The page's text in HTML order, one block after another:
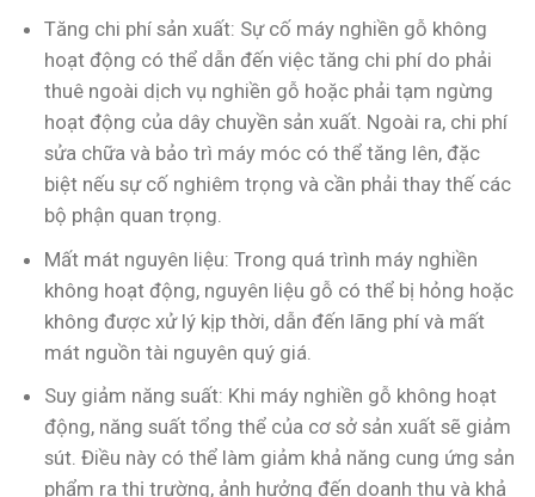
Tăng chi phí sản xuất: Sự cố máy nghiền gỗ không
hoạt động có thể dẫn đến việc tăng chi phí do phải
thuê ngoài dịch vụ nghiền gỗ hoặc phải tạm ngừng
hoạt động của dây chuyền sản xuất. Ngoài ra, chi phí
sửa chữa và bảo trì máy móc có thể tăng lên, đặc
biệt nếu sự cố nghiêm trọng và cần phải thay thế các
bộ phận quan trọng.
Mất mát nguyên liệu: Trong quá trình máy nghiền
không hoạt động, nguyên liệu gỗ có thể bị hỏng hoặc
không được xử lý kịp thời, dẫn đến lãng phí và mất
mát nguồn tài nguyên quý giá.
Suy giảm năng suất: Khi máy nghiền gỗ không hoạt
động, năng suất tổng thể của cơ sở sản xuất sẽ giảm
sút. Điều này có thể làm giảm khả năng cung ứng sản
phẩm ra thị trường, ảnh hưởng đến doanh thu và khả